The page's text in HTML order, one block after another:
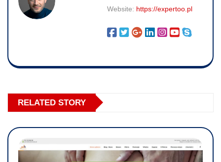
Website: https://expertoo.pl
RELATED STORY